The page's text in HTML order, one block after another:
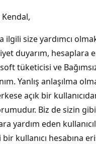
ilgili size yardımcı
duyarım, hesaplara
tüketicisi ve
Yanlış anlaşılma
açık bir
Biz de sizin
yardım eden
kullanıcı hesabına